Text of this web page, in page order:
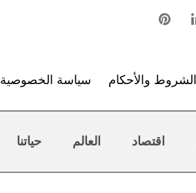
الشروط والأحكام سياسة الخصوصية
اقتصاد العالم حياتنا